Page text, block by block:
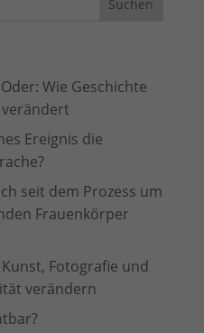
Wie Geschichte
Ereignis die
seit dem Prozess um
Frauenkörper
Fotografie und
verändern